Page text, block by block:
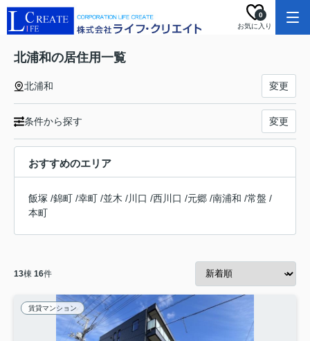
お気に入り
0
北浦和の居住用一覧
北浦和 変更
条件から探す 変更
おすすめのエリア
飯塚 /錦町 /幸町 /並木 /川口 /西川口 /元郷 /南浦和 /常盤 /
本町
13棟 16件
賃貸マンション